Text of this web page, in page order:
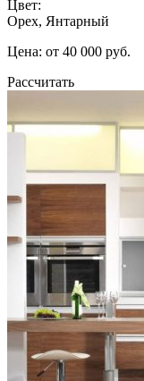
Цвет:
Орех, Янтарный
Цена: от 40 000 руб.
Рассчитать